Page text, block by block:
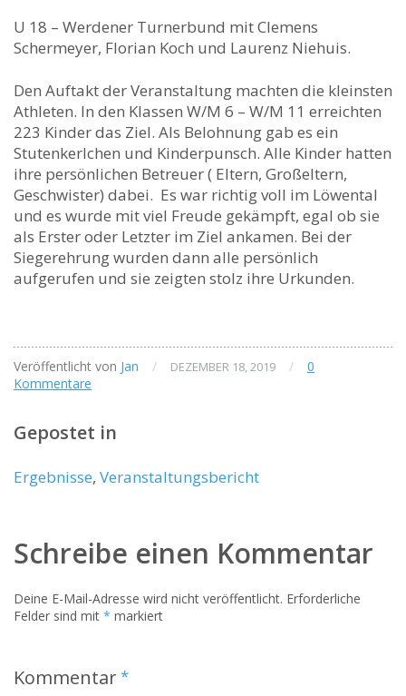
U 18 – Werdener Turnerbund mit Clemens
Schermeyer, Florian Koch und Laurenz Niehuis.
Den Auftakt der Veranstaltung machten die kleinsten
Athleten. In den Klassen W/M 6 – W/M 11 erreichten
223 Kinder das Ziel. Als Belohnung gab es ein
Stutenkerlchen und Kinderpunsch. Alle Kinder hatten
ihre persönlichen Betreuer ( Eltern, Großeltern,
Geschwister) dabei. Es war richtig voll im Löwental
und es wurde mit viel Freude gekämpft, egal ob sie
als Erster oder Letzter im Ziel ankamen. Bei der
Siegerehrung wurden dann alle persönlich
aufgerufen und sie zeigten stolz ihre Urkunden.
Veröffentlicht von Jan / DEZEMBER 18, 2019 /
0
Kommentare
Gepostet in
Ergebnisse, Veranstaltungsbericht
Schreibe einen Kommentar
Deine E-Mail-Adresse wird nicht veröffentlicht. Erforderliche
Felder sind mit * markiert
Kommentar*